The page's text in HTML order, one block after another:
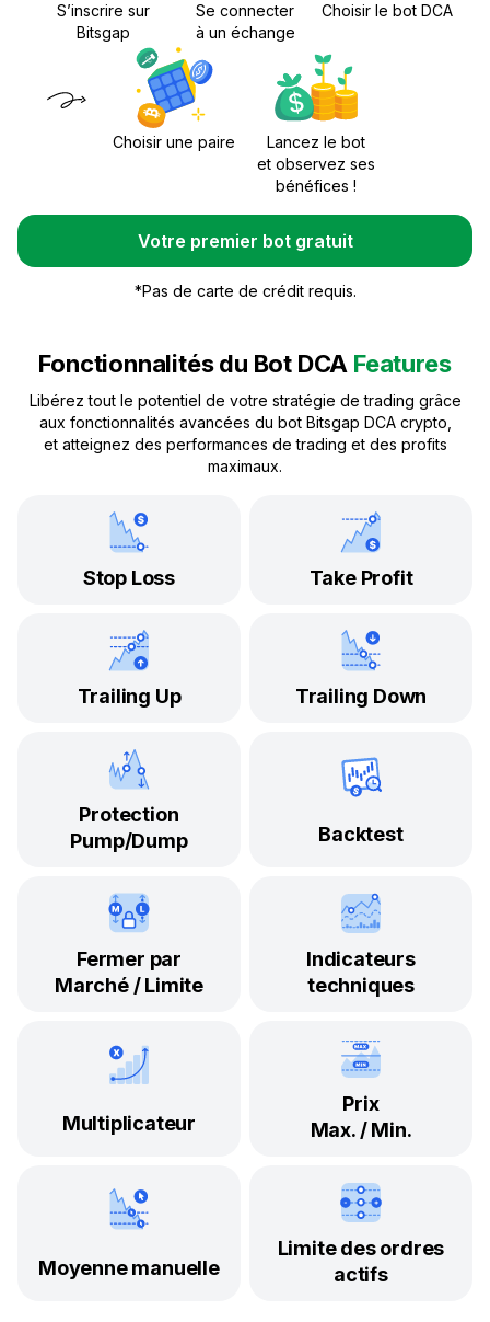
S’inscrire sur
Bitsgap
Se connecter
à un échange
Choisir le bot DCA
Choisir une paire
Lancez le bot
et observez ses
bénéfices !
Votre premier bot gratuit
*Pas de carte de crédit requis.
Fonctionnalités du Bot DCA Features
Libérez tout le potentiel de votre stratégie de trading grâce
aux fonctionnalités avancées du bot Bitsgap DCA crypto,
et atteignez des performances de trading et des profits
maximaux.
Stop Loss Take Profit
Trailing Up Trailing Down
Protection
Pump/Dump
Backtest
Fermer par
Marché / Limite
Indicateurs
techniques
Multiplicateur
Prix
Max. / Min.
Moyenne manuelle
Limite des ordres
actifs